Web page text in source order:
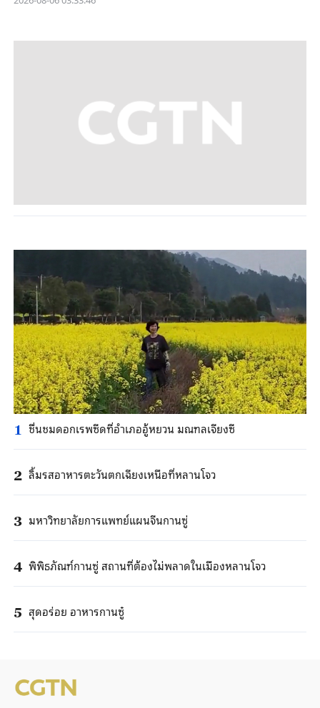
1 ชื่นชมดอกเรพซีดที่อำเภออู้หยวน มณฑลเจียงซี
2 ลิ้มรสอาหารตะวันตกเฉียงเหนือที่หลานโจว
3 มหาวิทยาลัยการแพทย์แผนจีนกานซู่
4 พิพิธภัณฑ์กานซู่ สถานที่ต้องไม่พลาดในเมืองหลานโจว
5 สุดอร่อย อาหารกานซู๋